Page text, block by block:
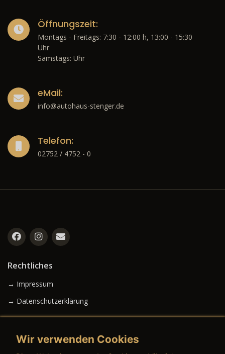
Öffnungszeit:
Montags - Freitags: 7:30 - 12:00 h, 13:00 - 15:30
Uhr
Samstags: Uhr
eMail:
info@autohaus-stenger.de
Telefon:
02752 / 4752 - 0
Rechtliches
→ Impressum
→ Datenschutzerklärung
Wir verwenden Cookies